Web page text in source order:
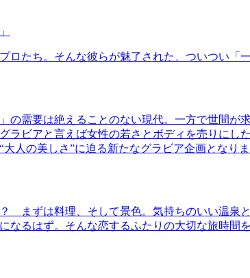
ロたち。そんな彼らが魅了された、ついつい「
の需要は絶えることのない現代。一方で世間
ラビアと言えば女性の若さとボディを売りに
人の美しさ”に迫る新たなグラビア企画となりま
まずは料理、そして景色。気持ちのいい温泉
なるはず。そんな恋するふたりの大切な旅時